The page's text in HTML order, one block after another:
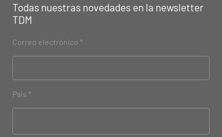
TEC
Todas nuestras novedades en la newsletter
TDM
Correo electrónico
País